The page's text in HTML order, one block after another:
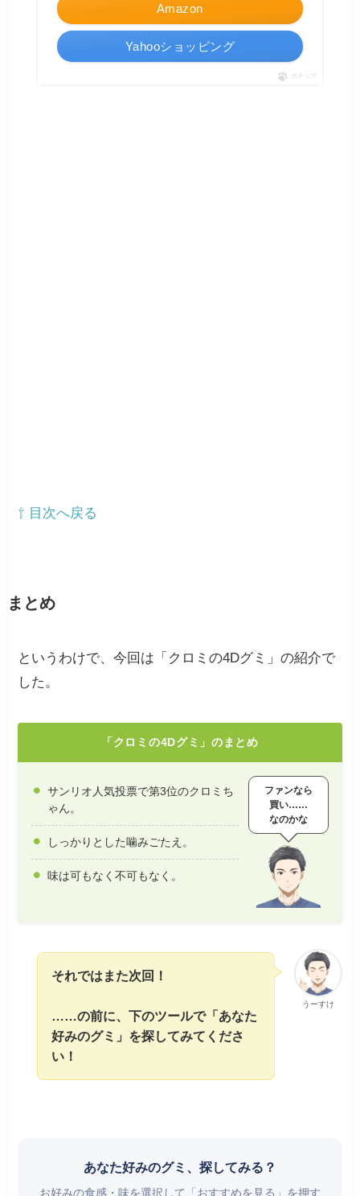
Amazon
Yahooショッピング
ポチップ
⇧ 目次へ戻る
まとめ
というわけで、今回は「クロミの4Dグミ」の紹介で
した。
「クロミの4Dグミ」のまとめ
サンリオ人気投票で第3位のクロミち
ゃん。
しっかりとした噛みごたえ。
味は可もなく不可もなく。
ファンなら
買い……
なのかな
うーすけ
それではまた次回！
……の前に、下のツールで「あなた
好みのグミ」を探してみてくださ
い！
あなた好みのグミ、探してみる？
お好みの食感・味を選択して「おすすめを見る」を押す